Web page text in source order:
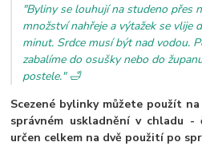
"Byliny se louhují na studeno přes
množství nahřeje a výtažek se vlije
minut. Srdce musí být nad vodou.
zabalíme do osušky nebo do
postele." 🛁
Scezené bylinky můžete použít
správném uskladnění v chladu
určen celkem na dvě použití po